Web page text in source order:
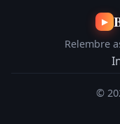
▶
Relembre
©